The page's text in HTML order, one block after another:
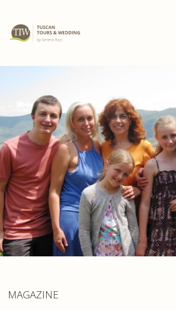
MAGAZINE
MENU
WEDDING
TOURS